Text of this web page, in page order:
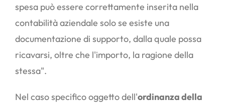
spesa può essere correttamente inserita nella
contabilità aziendale solo se esiste una
documentazione di supporto, dalla quale possa
ricavarsi, oltre che l'importo, la ragione della
stessa".
Nel caso specifico oggetto dell'ordinanza della